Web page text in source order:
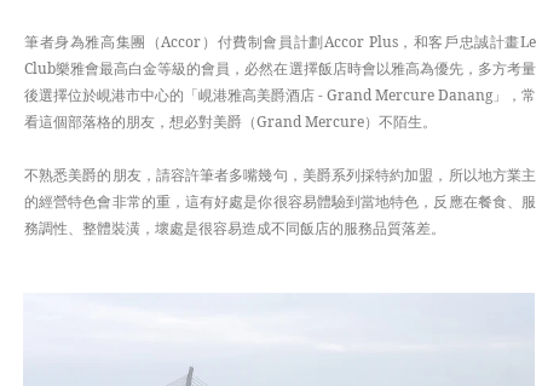
筆者身為雅高集團（Accor）付費制會員計劃Accor Plus，和客戶忠誠計畫Le
Club樂雅會最高白金等級的會員，必然在選擇飯店時會以雅高為優先，多方考量
後選擇位於峴港市中心的「峴港雅高美爵酒店 - Grand Mercure Danang」，常
看這個部落格的朋友，想必對美爵（Grand Mercure）不陌生。
不熟悉美爵的朋友，請容許筆者多嘴幾句，美爵系列採特約加盟，所以地方業主
的經營特色會非常的重，這有好處是你很容易體驗到當地特色，反應在餐食、服
務調性、整體裝潢，壞處是很容易造成不同飯店的服務品質落差。